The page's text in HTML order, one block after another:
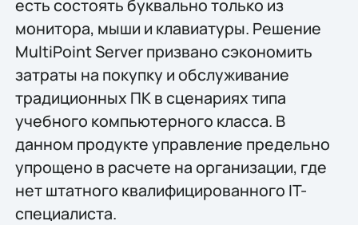
есть состоять буквально только из
монитора, мыши и клавиатуры. Решение
MultiPoint Server призвано сэкономить
затраты на покупку и обслуживание
традиционных ПК в сценариях типа
учебного компьютерного класса. В
данном продукте управление предельно
упрощено в расчете на организации, где
нет штатного квалифицированного IT-
специалиста.